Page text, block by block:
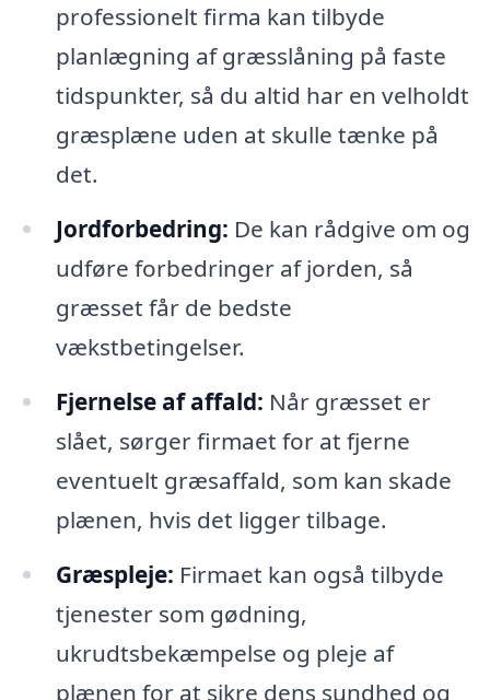
professionelt firma kan tilbyde
planlægning af græsslåning på faste
tidspunkter, så du altid har en velholdt
græsplæne uden at skulle tænke på
det.
Jordforbedring: De kan rådgive om og
udføre forbedringer af jorden, så
græsset får de bedste
vækstbetingelser.
Fjernelse af affald: Når græsset er
slået, sørger firmaet for at fjerne
eventuelt græsaffald, som kan skade
plænen, hvis det ligger tilbage.
Græspleje: Firmaet kan også tilbyde
tjenester som gødning,
ukrudtsbekæmpelse og pleje af
plænen for at sikre dens sundhed og